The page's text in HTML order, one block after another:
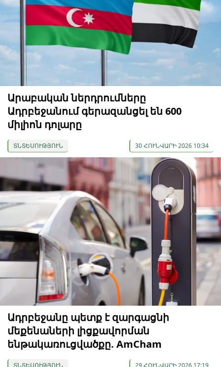
Արաբական ներդրումները
Ադրբեջանում գերազանցել են 600
միլիոն դոլարը
ՏՆՏԵՍՈՒԹՅՈՒՆ 30 ՀՈՒՆՎԱՐԻ 2026 10:34
Ադրբեջանը պետք է զարգացնի
մեքենաների լիցքավորման
ենթակառուցվածքը. AmCham